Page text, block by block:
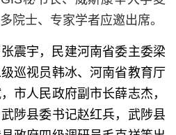
院士、专家学者应邀出席。
震宇，民建河南省委主委梁
巡视员韩冰、河南省教育厅
市人民政府副市长薛志杰，
陟县委书记赵红兵，武陟县